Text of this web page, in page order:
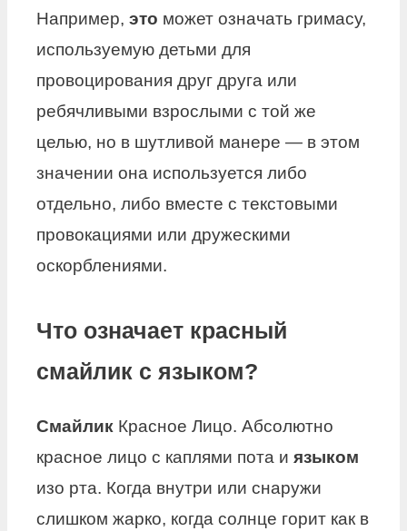
Например, это может означать гримасу,
используемую детьми для
провоцирования друг друга или
ребячливыми взрослыми с той же
целью, но в шутливой манере — в этом
значении она используется либо
отдельно, либо вместе с текстовыми
провокациями или дружескими
оскорблениями.
Что означает красный
смайлик с языком?
Смайлик Красное Лицо. Абсолютно
красное лицо с каплями пота и языком
изо рта. Когда внутри или снаружи
слишком жарко, когда солнце горит как в